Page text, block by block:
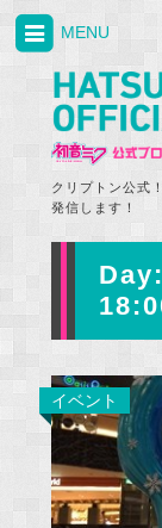
クリプトン公式
発信します！
MENU
Day:
イベント